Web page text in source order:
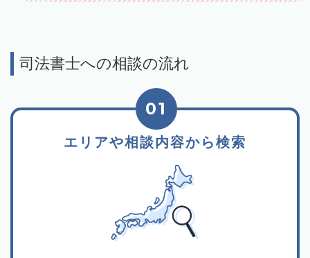
司法書士への相談の流れ
エリアや相談内容から検索
01